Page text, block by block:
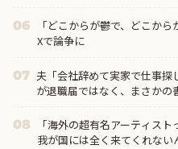
06
「どこからが鬱で、どこか
Xで論争に
07 夫「会社辞めて実家で仕事
が退職届ではなく、まさか
08
「海外の超有名アーティス
我が国には全く来てくれない